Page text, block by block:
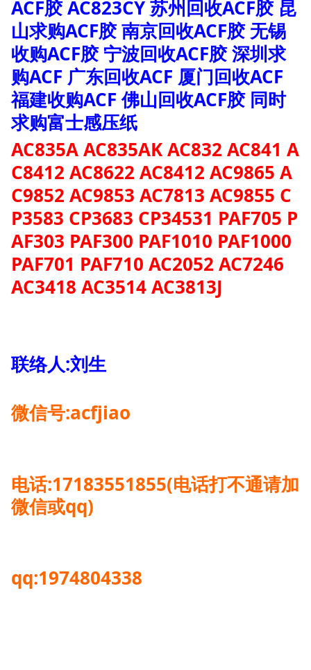
ACF胶 AC823CY 苏州回收ACF胶 昆
山求购ACF胶 南京回收ACF胶 无锡
收购ACF胶 宁波回收ACF胶 深圳求
购ACF 广东回收ACF 厦门回收ACF
福建收购ACF 佛山回收ACF胶 同时
求购富士感压纸
AC835A AC835AK AC832 AC841 A
C8412 AC8622 AC8412 AC9865 A
C9852 AC9853 AC7813 AC9855 C
P3583 CP3683 CP34531 PAF705 P
AF303 PAF300 PAF1010 PAF1000
PAF701 PAF710 AC2052 AC7246
AC3418 AC3514 AC3813J
联络人:刘生
微信号:acfjiao
电话:17183551855(电话打不通请加
微信或qq)
qq:1974804338